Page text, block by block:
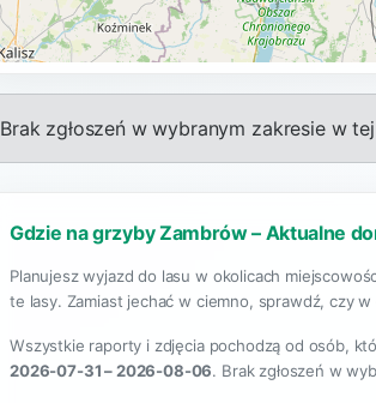
Brak zgłoszeń w wybranym zakresie w
Gdzie na grzyby Zambrów – Aktualne
Planujesz wyjazd do lasu w okolicach
te lasy. Zamiast jechać w ciemno, sprawdź, czy
Wszystkie raporty i zdjęcia pochodzą od osób,
2026-07-31 – 2026-08-06. Brak zgłoszeń w